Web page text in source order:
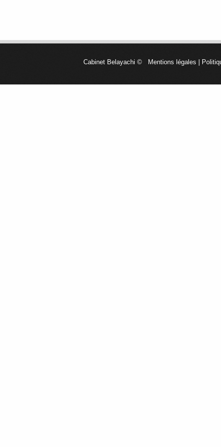
Cabinet Belayachi © Mentions légales